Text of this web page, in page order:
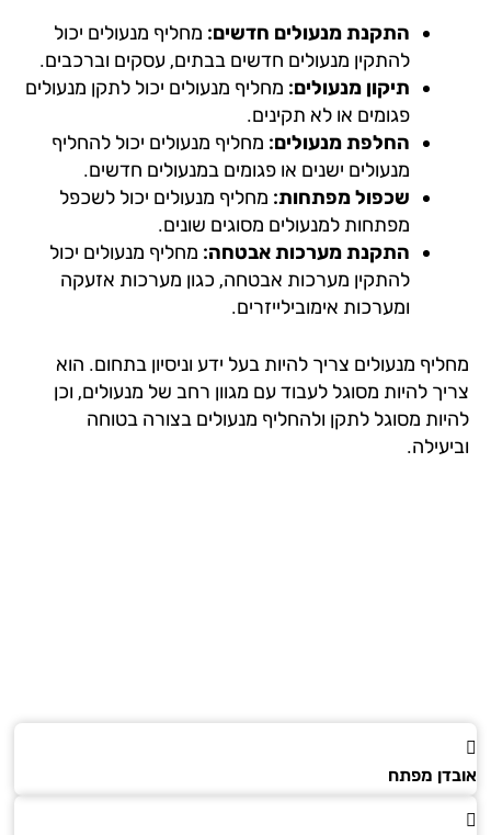
התקנת מנעולים חדשים:מחליף מנעולים יכול
להתקין מנעולים חדשים בבתים, עסקים וברכבים.
תיקון מנעולים:מחליף מנעולים יכול לתקן מנעולים
פגומים או לא תקינים.
החלפת מנעולים:מחליף מנעולים יכול להחליף
מנעולים ישנים או פגומים במנעולים חדשים.
שכפול מפתחות:מחליף מנעולים יכול לשכפל
מפתחות למנעולים מסוגים שונים.
התקנת מערכות אבטחה:מחליף מנעולים יכול
להתקין מערכות אבטחה, כגון מערכות אזעקה
ומערכות אימובילייזרים.
מנעולים צריך להיות בעל ידע וניסיון בתחום. הוא
להיות מסוגל לעבוד עם מגוון רחב של מנעולים, וכן
מסוגל לתקן ולהחליף מנעולים בצורה בטוחה
מפתח